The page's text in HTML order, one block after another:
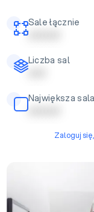
Sale łącznie
| | | | | | | | |
Liczba sal
| | | | |
Największa
| | | | | | | | |
Zaloguj